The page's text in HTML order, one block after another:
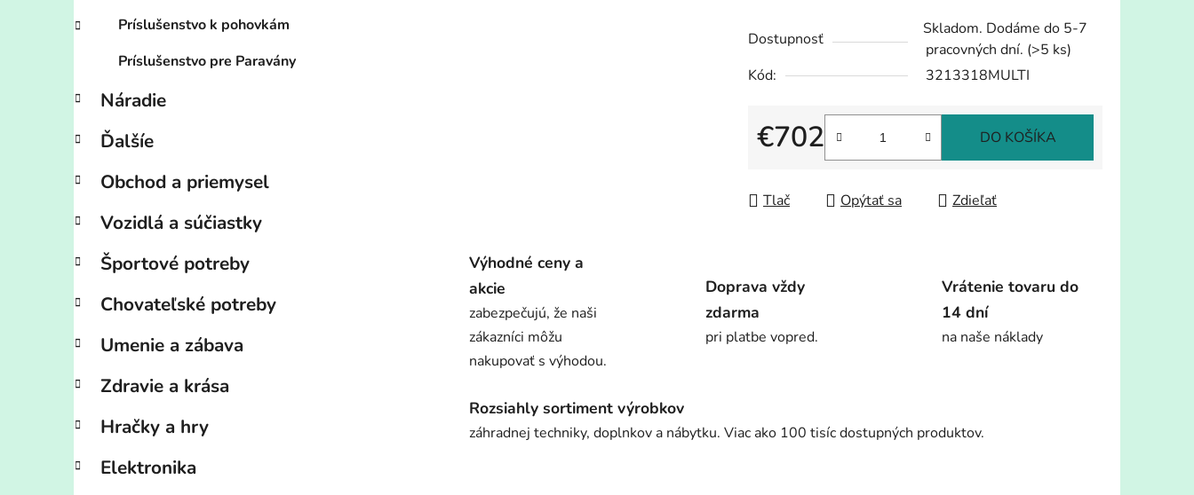
Príslušenstvo k pohovkám
Príslušenstvo pre Paravány
Náradie
Ďalšíe
Obchod a priemysel
Vozidlá a súčiastky
Športové potreby
Chovateľské potreby
Umenie a zábava
Zdravie a krása
Hračky a hry
Elektronika
Dostupnosť
Skladom. Dodáme do 5-7
pracovných dní. (>5 ks)
Kód:
3213318MULTI
€702
Jednotková cena:
DO KOŠÍKA
Tlač Opýtať sa Zdieľať
Výhodné ceny a
akcie
zabezpečujú, že naši
zákazníci môžu
nakupovať s výhodou.
Doprava vždy
zdarma
pri platbe vopred.
Vrátenie tovaru do
14 dní
na naše náklady
Rozsiahly sortiment výrobkov
záhradnej techniky, doplnkov a nábytku. Viac ako 100 tisíc dostupných produktov.